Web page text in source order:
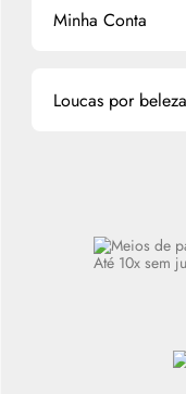
Nossas lojas
Quem somos
La Vie Est Belle
Minha Conta
Meus endereços
Loucas por beleza
Siga nosso canal no
Até 10x sem